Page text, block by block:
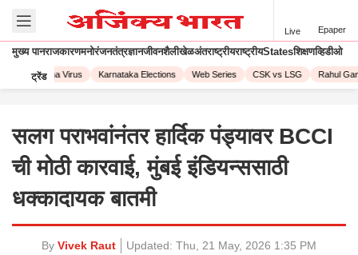
Live Epaper
मुख्य पानराजकारणमनोरंजनतंत्रज्ञानजीवनशैलीखेळअंतराष्ट्रीयराष्ट्रीयStatesशिक्षणव्हिडीओ
ट्रेंड
Corona Virus Karnataka Elections Web Series CSK vs LSG Rahul
सलग पराभवांनंतर हार्दिक पंड्यावर BCCI
ची मोठी कारवाई, मुंबई इंडियन्ससाठी
धक्कादायक बातमी
By Vivek Raut Updated: Thu, 21 May, 2026 1:35 PM